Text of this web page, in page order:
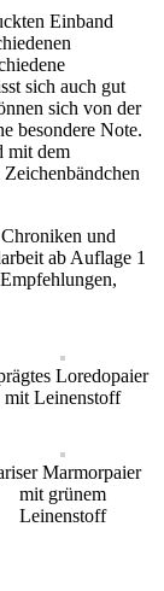
Einband
sich auch gut
sich von der
besondere Note.
mit dem
und
ab Auflage 1
Loredopaier
mit Leinenstoff
Marmorpaier
mit grünem
Leinenstoff